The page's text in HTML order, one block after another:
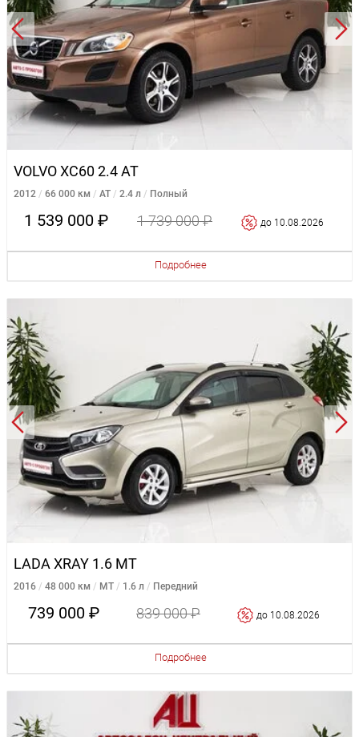
VOLVO XC60 2.4 AT
2012 66 000 км AT 2.4 л Полный
1 539 000 ₽ 1 739 000 ₽ до 10.08.2026
Подробнее
LADA XRAY 1.6 MT
2016 48 000 км MT 1.6 л Передний
739 000 ₽ 839 000 ₽ до 10.08.2026
Подробнее